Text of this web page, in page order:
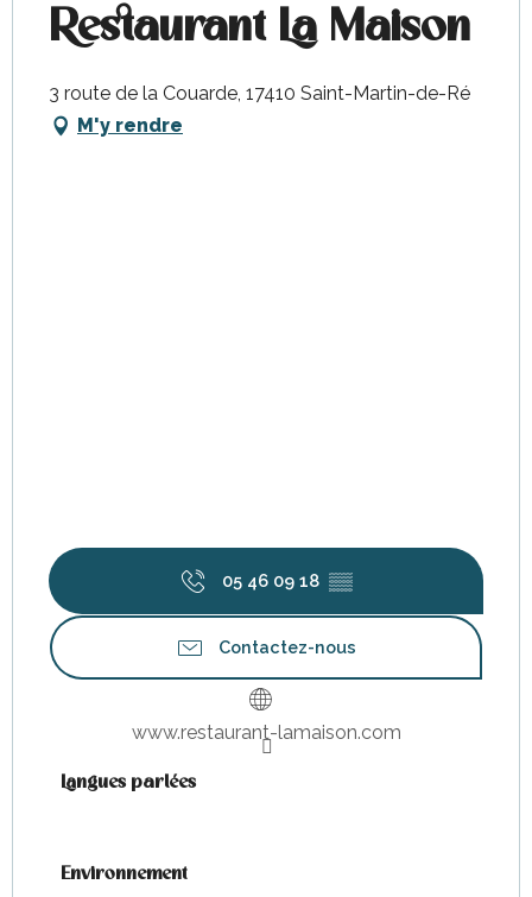
Le17 mai 2026
Restaurant La Maison
3 route de la Couarde, 17410 Saint-Martin-de-Ré
M'y rendre
05 46 09 18 ▒▒
Contactez-nous
www.restaurant-lamaison.com
Langues parlées
Langues parlées
Environnement
Environnement